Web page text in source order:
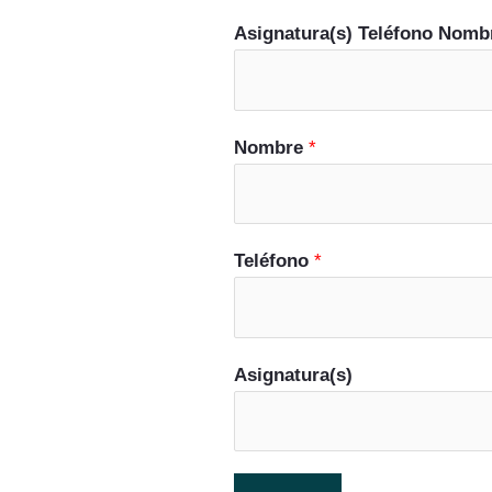
Asignatura(s) Teléfono
Nombre *
Teléfono *
Asignatura(s)